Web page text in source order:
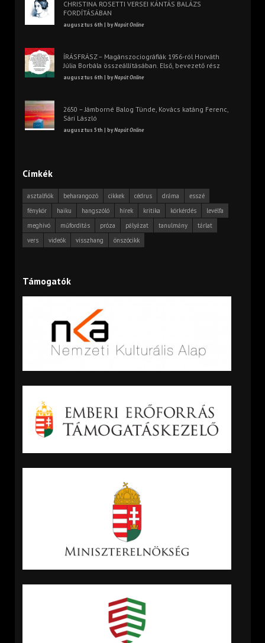
CHRISTINA ROSETTI VERSEI KÁNTÁS BALÁZS
FORDÍTÁSÁBAN
augusztus 6th | byNapút Online
ÍRÁSFRÁSZ – Magánszociográfiák 1956-ról Horváth
Júlia Borbála összeállításában. Első, bevezető rész
augusztus 6th | byNapút Online
2650 – Jámborné Balog Tünde, Kovács katáng Ferenc,
Sári László
augusztus 5th | byNapút Online
Címkék
asztalfiók beharangozó cikkek cédrus dráma
esszé
fénykör
haiku hangszóló hírek kritika körkérdés
levélfa
meghívó
műfordítás próza pályázat tanulmány
tárlat
vers
videók visszhang önszócikk
Támogatók